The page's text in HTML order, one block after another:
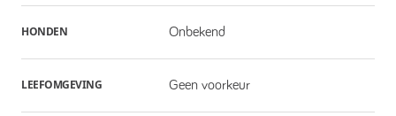
HONDEN Onbekend
LEEFOMGEVING Geen voorkeur